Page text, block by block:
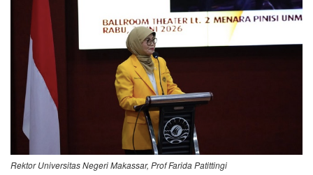
Rektor Universitas Negeri Makassar, Prof Farida Patittingi